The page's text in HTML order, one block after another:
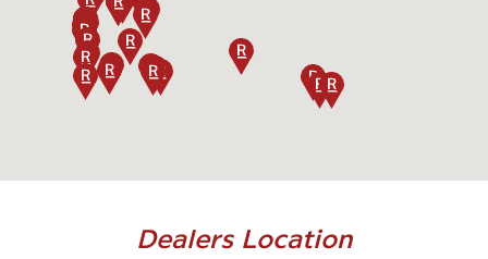
Dealers Location